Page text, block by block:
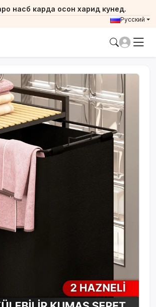
насб карда осон харид кунед.
Русский